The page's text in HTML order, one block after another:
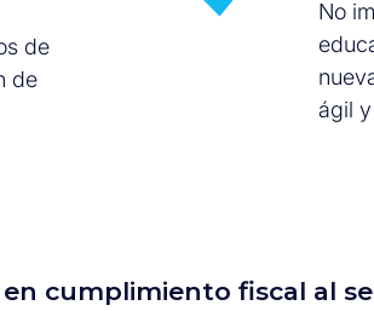
de
de
No
ágil
en cumplimiento fiscal al